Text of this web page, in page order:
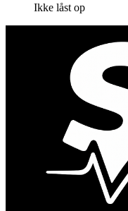
Ikke låst op